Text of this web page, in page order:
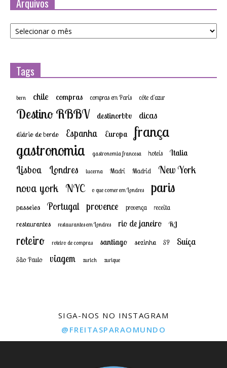
Arquivos
Arquivos
Tags
bern chile compras compras em Paris côte d'azur
Destino RBBV destinorbbv dicas
diário de bordo Espanha Europa frança
gastronomia gastronomia francesa hoteis Italia
Lisboa Londres lucerna Madri Madrid New York
nova york NYC o que comer em Londres paris
passeios Portugal provence provença receita
restaurantes restaurantes em Londres rio de janeiro RJ
roteiro roteiro de compras santiago sozinha SP Suíça
São Paulo viagem zurich zurique
SIGA-NOS NO INSTAGRAM
@FREITASPARAOMUNDO